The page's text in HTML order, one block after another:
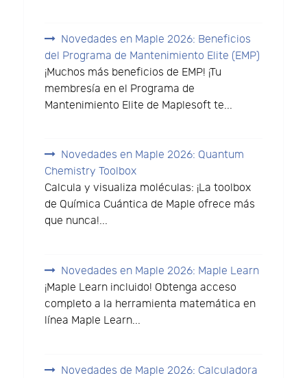
Novedades en Maple 2026: Beneficios
del Programa de Mantenimiento Elite (EMP)
¡Muchos más beneficios de EMP! ¡Tu
membresía en el Programa de
Mantenimiento Elite de Maplesoft te...
Novedades en Maple 2026: Quantum
Chemistry Toolbox
Calcula y visualiza moléculas: ¡La toolbox
de Química Cuántica de Maple ofrece más
que nunca!...
Novedades en Maple 2026: Maple Learn
¡Maple Learn incluido! Obtenga acceso
completo a la herramienta matemática en
línea Maple Learn...
Novedades de Maple 2026: Calculadora